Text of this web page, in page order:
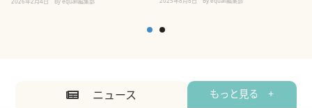
ニュース もっと見る +